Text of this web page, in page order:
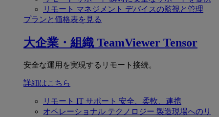
リモート マネジメント デバイスの監視と管理
プランと価格表を見る
大企業・組織 TeamViewer Tensor
安全な運用を実現するリモート接続。
詳細はこちら
リモート IT サポート 安全、柔軟、連携
オペレーショナル テクノロジー 製造現場へのリ